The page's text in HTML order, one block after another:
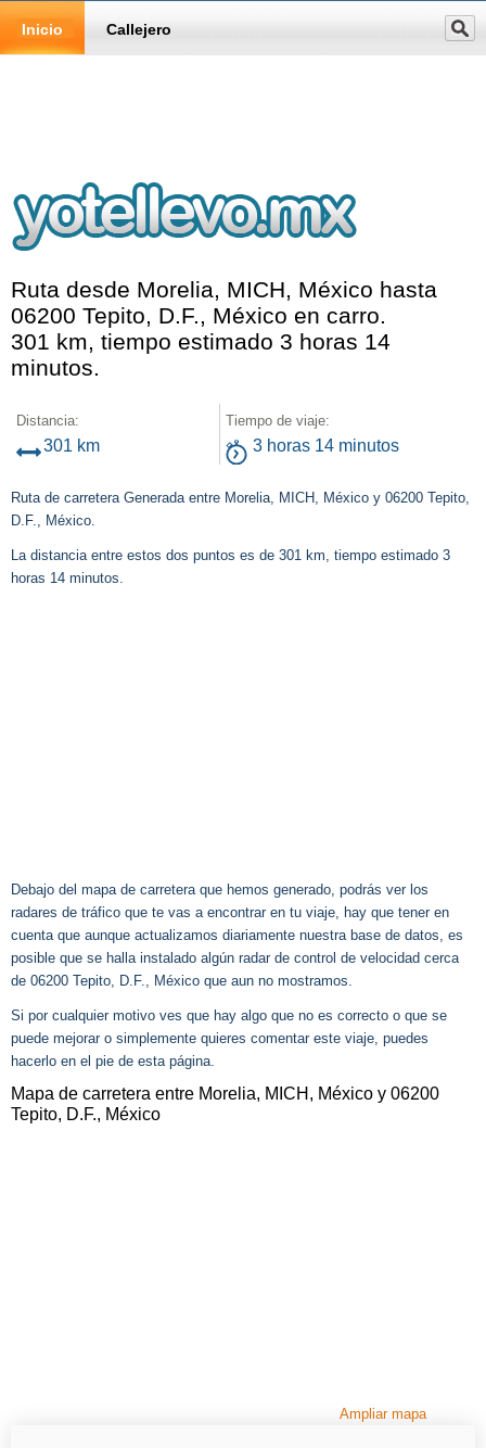
Inicio Callejero
Ruta desde Morelia, MICH, México hasta
06200 Tepito, D.F., México en carro.
301 km, tiempo estimado 3 horas 14
minutos.
Distancia:
301 km
Tiempo de viaje:
3 horas 14 minutos
Ruta de carretera Generada entre Morelia, MICH, México y 06200 Tepito,
D.F., México.
La distancia entre estos dos puntos es de 301 km, tiempo estimado 3
horas 14 minutos.
Debajo del mapa de carretera que hemos generado, podrás ver los
radares de tráfico que te vas a encontrar en tu viaje, hay que tener en
cuenta que aunque actualizamos diariamente nuestra base de datos, es
posible que se halla instalado algún radar de control de velocidad cerca
de 06200 Tepito, D.F., México que aun no mostramos.
Si por cualquier motivo ves que hay algo que no es correcto o que se
puede mejorar o simplemente quieres comentar este viaje, puedes
hacerlo en el pie de esta página.
Mapa de carretera entre Morelia, MICH, México y 06200
Tepito, D.F., México
Ampliar mapa